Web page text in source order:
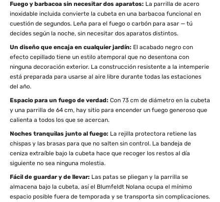
Fuego y barbacoa sin necesitar dos aparatos: La parrilla de acero
inoxidable incluida convierte la cubeta en una barbacoa funcional en
cuestión de segundos. Leña para el fuego o carbón para asar — tú
decides según la noche, sin necesitar dos aparatos distintos.
Un diseño que encaja en cualquier jardín: El acabado negro con
efecto cepillado tiene un estilo atemporal que no desentona con
ninguna decoración exterior. La construcción resistente a la intemperie
está preparada para usarse al aire libre durante todas las estaciones
del año.
Espacio para un fuego de verdad: Con 73 cm de diámetro en la cubeta
y una parrilla de 64 cm, hay sitio para encender un fuego generoso que
calienta a todos los que se acercan.
Noches tranquilas junto al fuego: La rejilla protectora retiene las
chispas y las brasas para que no salten sin control. La bandeja de
ceniza extraíble bajo la cubeta hace que recoger los restos al día
siguiente no sea ninguna molestia.
Fácil de guardar y de llevar: Las patas se pliegan y la parrilla se
almacena bajo la cubeta, así el Blumfeldt Nolana ocupa el mínimo
espacio posible fuera de temporada y se transporta sin complicaciones.